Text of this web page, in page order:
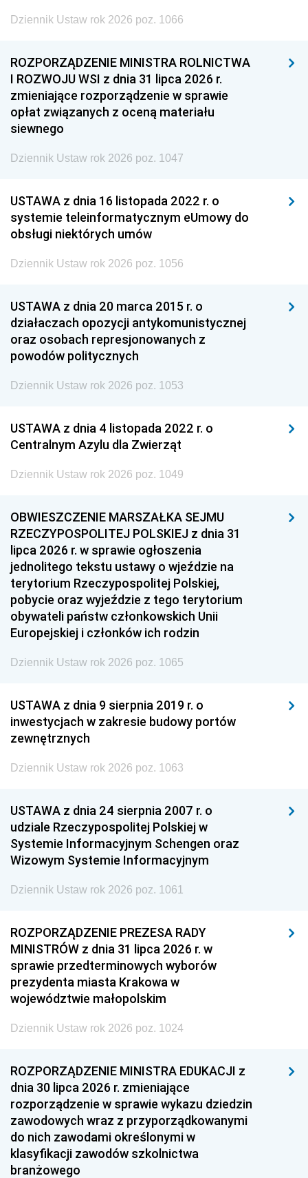
Dziennik Ustaw rok 2026 poz. 1066
ROZPORZĄDZENIE MINISTRA ROLNICTWA
I ROZWOJU WSI z dnia 31 lipca 2026 r.
zmieniające rozporządzenie w sprawie
opłat związanych z oceną materiału
siewnego
Dziennik Ustaw rok 2026 poz. 1047
USTAWA z dnia 16 listopada 2022 r. o
systemie teleinformatycznym eUmowy do
obsługi niektórych umów
Dziennik Ustaw rok 2026 poz. 1056
USTAWA z dnia 20 marca 2015 r. o
działaczach opozycji antykomunistycznej
oraz osobach represjonowanych z
powodów politycznych
Dziennik Ustaw rok 2026 poz. 1053
USTAWA z dnia 4 listopada 2022 r. o
Centralnym Azylu dla Zwierząt
Dziennik Ustaw rok 2026 poz. 1049
OBWIESZCZENIE MARSZAŁKA SEJMU
RZECZYPOSPOLITEJ POLSKIEJ z dnia 31
lipca 2026 r. w sprawie ogłoszenia
jednolitego tekstu ustawy o wjeździe na
terytorium Rzeczypospolitej Polskiej,
pobycie oraz wyjeździe z tego terytorium
obywateli państw członkowskich Unii
Europejskiej i członków ich rodzin
Dziennik Ustaw rok 2026 poz. 1065
USTAWA z dnia 9 sierpnia 2019 r. o
inwestycjach w zakresie budowy portów
zewnętrznych
Dziennik Ustaw rok 2026 poz. 1063
USTAWA z dnia 24 sierpnia 2007 r. o
udziale Rzeczypospolitej Polskiej w
Systemie Informacyjnym Schengen oraz
Wizowym Systemie Informacyjnym
Dziennik Ustaw rok 2026 poz. 1061
ROZPORZĄDZENIE PREZESA RADY
MINISTRÓW z dnia 31 lipca 2026 r. w
sprawie przedterminowych wyborów
prezydenta miasta Krakowa w
województwie małopolskim
Dziennik Ustaw rok 2026 poz. 1024
ROZPORZĄDZENIE MINISTRA EDUKACJI z
dnia 30 lipca 2026 r. zmieniające
rozporządzenie w sprawie wykazu dziedzin
zawodowych wraz z przyporządkowanymi
do nich zawodami określonymi w
klasyfikacji zawodów szkolnictwa
branżowego